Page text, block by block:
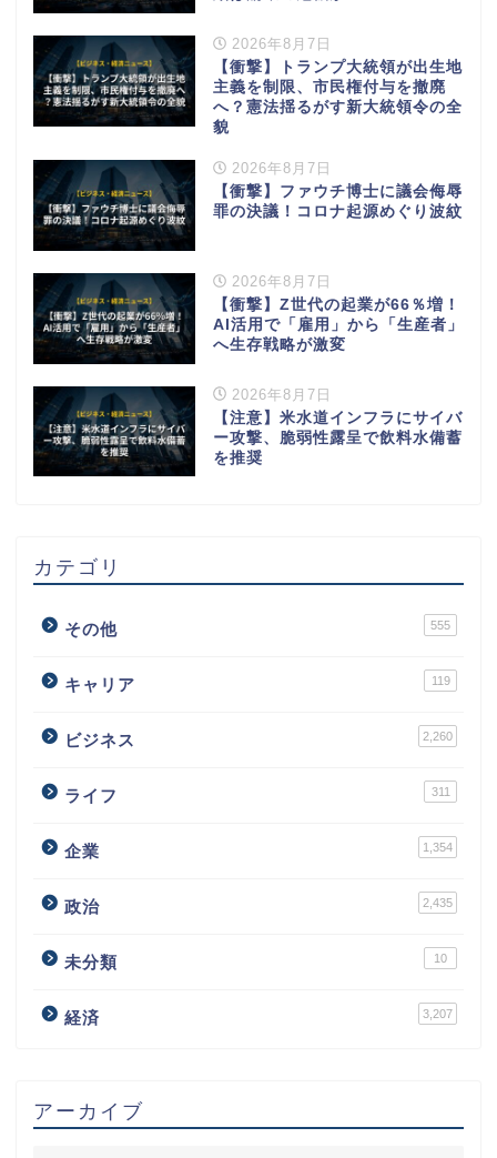
2026年8月7日
【衝撃】トランプ大統領が出生地
主義を制限、市民権付与を撤廃
へ？憲法揺るがす新大統領令の全
貌
2026年8月7日
【衝撃】ファウチ博士に議会侮辱
罪の決議！コロナ起源めぐり波紋
2026年8月7日
【衝撃】Z世代の起業が66％増！
AI活用で「雇用」から「生産者」
へ生存戦略が激変
2026年8月7日
【注意】米水道インフラにサイバ
ー攻撃、脆弱性露呈で飲料水備蓄
を推奨
カテゴリ
その他 555
キャリア 119
ビジネス 2,260
ライフ 311
企業 1,354
政治 2,435
未分類 10
経済 3,207
アーカイブ